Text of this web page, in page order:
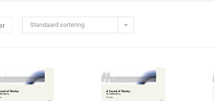
Standaard sortering